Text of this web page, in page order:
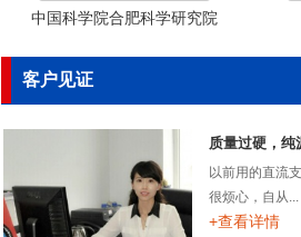
中国科学院合肥科学研究院
客户见证
质量过硬，
以前用的直流
很烦心，自从...
+查看详情